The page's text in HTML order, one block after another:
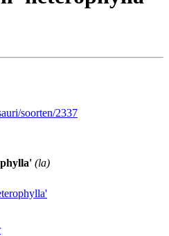
soorten/2337
(la)